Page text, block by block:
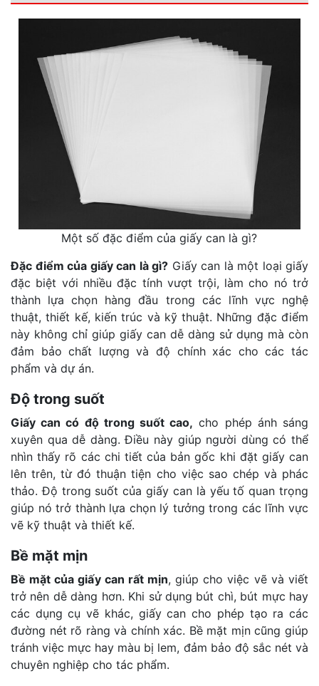
Một số đặc điểm của giấy can là gì?
Đặc điểm của giấy can là gì? Giấy can là một loại giấy
đặc biệt với nhiều đặc tính vượt trội, làm cho nó trở
thành lựa chọn hàng đầu trong các lĩnh vực nghệ
thuật, thiết kế, kiến trúc và kỹ thuật. Những đặc điểm
này không chỉ giúp giấy can dễ dàng sử dụng mà còn
đảm bảo chất lượng và độ chính xác cho các tác
phẩm và dự án.
Độ trong suốt
Giấy can có độ trong suốt cao, cho phép ánh sáng
xuyên qua dễ dàng. Điều này giúp người dùng có thể
nhìn thấy rõ các chi tiết của bản gốc khi đặt giấy can
lên trên, từ đó thuận tiện cho việc sao chép và phác
thảo. Độ trong suốt của giấy can là yếu tố quan trọng
giúp nó trở thành lựa chọn lý tưởng trong các lĩnh vực
vẽ kỹ thuật và thiết kế.
Bề mặt mịn
Bề mặt của giấy can rất mịn, giúp cho việc vẽ và viết
trở nên dễ dàng hơn. Khi sử dụng bút chì, bút mực hay
các dụng cụ vẽ khác, giấy can cho phép tạo ra các
đường nét rõ ràng và chính xác. Bề mặt mịn cũng giúp
tránh việc mực hay màu bị lem, đảm bảo độ sắc nét và
chuyên nghiệp cho tác phẩm.